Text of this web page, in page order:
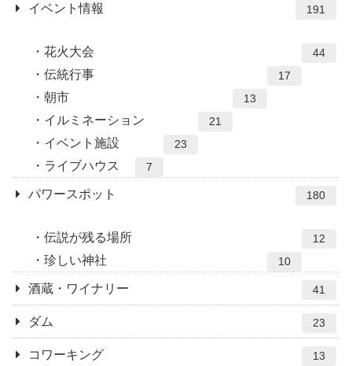
イベント情報 191
花火大会 44
伝統行事 17
朝市 13
イルミネーション 21
イベント施設 23
ライブハウス 7
パワースポット 180
伝説が残る場所 12
珍しい神社 10
酒蔵・ワイナリー 41
ダム 23
コワーキング 13